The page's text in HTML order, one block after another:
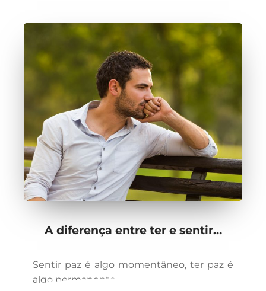
A diferença entre ter e sentir…
Sentir paz é algo momentâneo, ter paz é
algo permanente.